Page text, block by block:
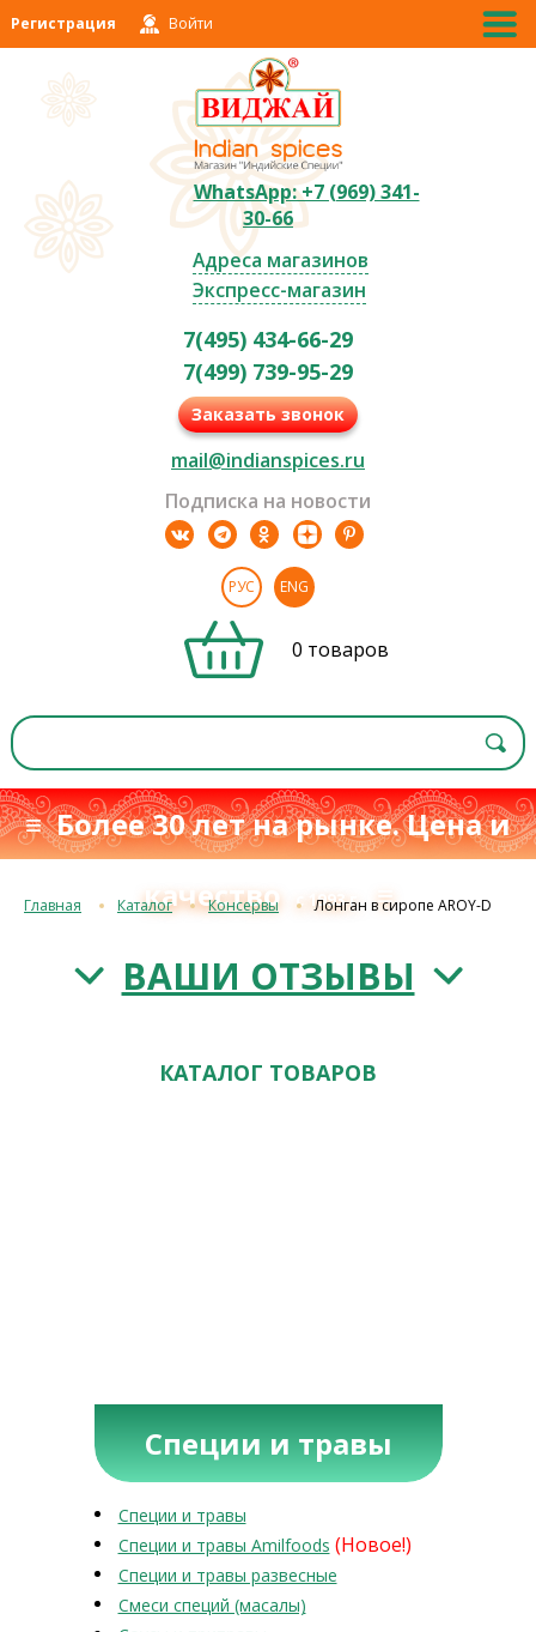
Регистрация Войти
WhatsApp: +7 (969) 341-
30-66
Адреса магазинов
Экспресс-магазин
7(495) 434-66-29
7(499) 739-95-29
Заказать звонок
mail@indianspices.ru
Подписка на новости
РУС ENG
0 товаров
≡ Более 30 лет на рынке. Цена и
качество
с 1993 г.≡
Главная Каталог Консервы Лонган в сиропе AROY-D
ВАШИ ОТЗЫВЫ
КАТАЛОГ ТОВАРОВ
Специи и травы
Специи и травы
Специи и травы Amilfoods (Новое!)
Специи и травы развесные
Смеси специй (масалы)